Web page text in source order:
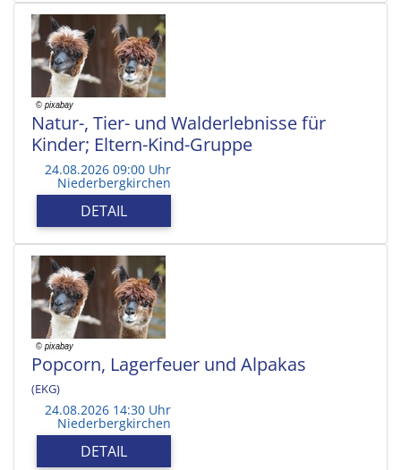
Natur-, Tier- und Walderlebnisse für
Kinder; Eltern-Kind-Gruppe
24.08.2026 09:00 Uhr
Niederbergkirchen
DETAIL
Popcorn, Lagerfeuer und Alpakas
(EKG)
24.08.2026 14:30 Uhr
Niederbergkirchen
DETAIL